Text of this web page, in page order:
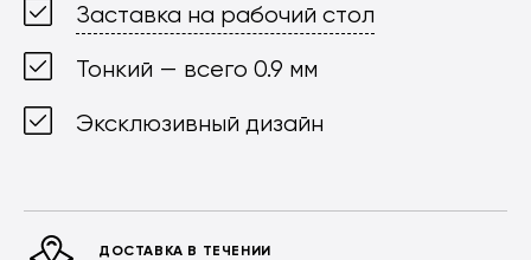
Заставка на рабочий стол
Тонкий — всего 0.9 мм
Эксклюзивный дизайн
ДОСТАВКА В ТЕЧЕНИИ